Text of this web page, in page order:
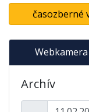
časozberné
Archív